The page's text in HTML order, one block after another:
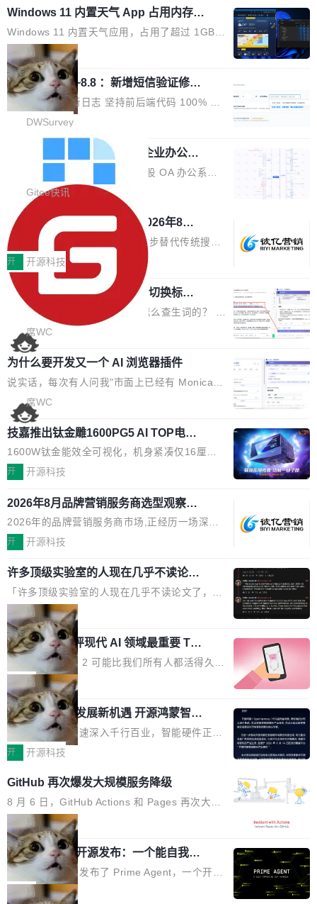
级 Java 网络应用框架，核心基于 JDK 原生 NI
O 构建 Reactor 多路复用模型，不依赖 Netty、
Tomcat 等任何第三方网络库。其 HTTP/2 协议
栈从 HPACK、Huffman 到 ALPN 均为自主实
现，在基准测试中与 Un...
业、学术、投资人士，集中展出近百项覆盖AI芯
片、算力、模型、应用全链条创新项目，聚焦AI
技术产业化落地与资本对接，呈现当前国内AI前
沿技术突破与商业化最新进展。 活动围绕AI学术
研究与产业落地融合展开多维度研讨。星连资本
创始合伙人张鸣晨表示，AI产业化是长期产融结
合过程，早期优质技术项目需持续资本与产业资
者、产业专家、投资人围绕AI前沿技术瓶颈、行
业固有认知重构等议题展开跨界对话，聚焦行业
真实痛点与突破方向...
Windows 11 内置天气 App 占用内存超
过 1GB
Windows 11 内置天气应用，占用了超过 1GB
内存。 Notebookcheck 的测试发现这个数字
时，反复确认了多次。不是 100MB，不是 500
MB，是 1 个 G。一个显示天气的应用。 Windo
ws 内置应用臃肿早就是老话题了，但一款天气
应用占用内存就超过 1G 还是过于离谱——问题
个嵌在 Edge WebView 里的网页。它不是一个
「应用」，它是一个运行在浏览器引擎里的网
页，外面套了一层 Windows 的壳。 WebView2
本身就是个内存大户。它加载了完整的 Edge 渲
染引擎，包括 JavaScript 引擎...
局
调问更新7.26~8.8 ：新增短信验证修
改，考试能力升级
DWSurvey 更新日志 坚持前后端代码 100% 开
源助力企业建设自主可控的问卷调研系统 官网地
址www.diaowen.net ➔ 源码下载Gitee 仓库 ➔
本次更新新增短信验证修改已答问卷功能，提升
答卷安全性；同时升级考试能力，完善填空题判
分、防切屏等功能体验，并优化多项产品细节，
提升整体使用体验。 新增功能 01. 新增验证手
机号后查看、修改已答问卷功能 02. 新增填空题
判分功能 03. 添加协作管理员支持树形结构选择
体验优化与修复 •页面与体验优化 优化工作台首
页 UI 展示效果，提升页面使用体验。 优化防切
屏提醒规则，调整为每次切屏均触发提示，提升
考试规范性。 优化登录状...
DWSurvey
勾股 OA v6.0.2 已经发布，企业办公系
勾股 OA v6.0.2 已经发布。 勾股 OA 办公系统
是一款简单实用的开源的企业办公系统。系统集
成了系统设置、附件管理、人事管理、行政管
理、消息管理、资产管理、企业公告、知识网
盘、审批流程设置、办公审批、工作计划、工作
汇报、工作日志、日常办公、财务管理、客户管
理、合同管理、项目管理、任务管理等功能模
块。系统简约，易于功能扩展，方便二次开发，
可以用来做日常 OA，CRM，ERP，业务管理等
系统。 勾股OA6.0.2版本主要是对勾股OA 6第
一个大版本发布的部分功能细节优化和bug问题
修复的版本，具体更新日志如下： 1、补全新版
本的各个审批类型的审批单导出 2、优化各个审
Gitee快讯
942亿赛道如何选对伙伴？2026年8月G
EO公司推荐
当DeepSeek、豆包等大模型逐步替代传统搜索
成为用户获取信息的主要入口,品牌竞争的逻辑变
了:不再是争抢关键词排名,而是想办法进入AI脱
口而出的那个答案。"GEO公司推荐"这个搜索词
背后,折射的是企业面对新兴服务赛道时的集体困
惑——该信谁、看什么、怎么选。 据易观分析
《中国GEO市场产业图谱》数据,2026年中国GE
O行业规模预计达942亿元,同比增长169.7%。G
artner同期预测,传统搜索引擎访问量年内将下滑
国消费者调研则指出,37%的用户在有明确购买需
求时倾向于先问AI。几组数据指向一致:GEO已
从营销"加分项"变成品牌在AI时...
开 开源科技
任意网页划词 AI 问答：不用切换标签页
的效率秘诀
看英文技术文档的时候，你是怎么查生词的？ 我
猜大多数人的流程是：选中单词 → Ctrl+C → 切
到翻译标签页 → Ctrl+V → 看翻译 → 切回原
文。遇到不懂的代码片段，再切到 ChatGPT 问
一下。来回切换几次，思路早断了。 今天介绍的
开源 Chrome 扩展 AI Helper，有一个划词浮动
工具栏功能，能让你在任意网页选中文本就直接
用 AI，完全不用切换标签页。 划词工具栏是什
么 安装 AI Helper 后，在任意网页选中文本，选
区旁边会自动浮现一个工具栏： 工具 功能 典型
场景 AI 搜索 联网搜索相关信息 看到陌生概念，
想快速了解背景 解释 让 AI 解释选中文本 读到
费解...
席WC
为什么要开发又一个 AI 浏览器插件
说实话，每次有人问我"市面上已经有 Monica、
Sider、Copilot for Chrome 这些 AI 浏览器插件
了，你为什么还要再做一个"，我都觉得这个问题
问得好。 因为我自己也是从用户变成开发者的。
现有产品的天花板 我用过不少 AI 浏览器插件。
刚开始觉得都挺好——选中一段文字，弹出解
要。但用久了你会发现，它们本质上都是同一类
东西：一个带网页上下文的聊天框。 它们能读取
页面的文本，然后把文本丢给大模型，再返回一
段回答。仅此而已。 这当然有用，但总觉得差点
意思。比如我在一个后台管理系统里，需要填50
个表单字段，每个字段还有联动逻辑；比如我
想...
席WC
技嘉推出钛金雕1600PG5 AI TOP电
源：为发烧级主机与本地AI算力打造旗
舰供电方案
1600W钛金能效全可视化，机身紧凑仅16厘米
继2026台北电脑展首度亮相后，技嘉科技近日正
电源专为发烧级DIY主机与本地AI算力平台打
造，整机长度仅16厘米，提供1600W额定功率
与80PLUS钛金能效；支持ATX 3.1与PCIe 5.1
实时LCD监控屏，可充分满足当下高阶PC主机
的严苛使用需求。 澎湃功率，紧凑机身 钛金雕1
600PG5 AI TOP具备强悍输出功率，同时实现
机身尺寸大幅精简。整机长度仅16厘米，属于同
功率段机身尺寸十分紧凑的1600W电源产品。小
巧机身有效提升市面主流标准A...
开 开源科技
2026年8月品牌营销服务商选型观察：
从流量思维到品牌资产思维的范式转移
2026年的品牌营销服务商市场,正经历一场深刻
的价值重构。全球全案品牌代理机构市场从2025
复合增长率达5.44%,预计2032年将突破120亿美
元。数字广告与公共关系相关服务市场更是从20
25年的8463亿美元扩张至2026年的8763亿美
元。数字的背后是一个清晰的事实——品牌对专
业化营销服务的需求从未如此迫切。 但市场扩容
的同时,服务商的竞争逻辑正在改变。2026年Top
Agency年度合辑的观察指出,“产品”这个离消费
者最近的载体,在整个品牌营销层面的权重显著变
高了。全域营销服务商的竞争正在从规模转向深
度,案例厚度、全域覆盖、多线协同...
开 开源科技
许多顶级实验室的人现在几乎不读论文
了
「许多顶级实验室的人现在几乎不读论文了，而
且他们认为 ICLR/ICML/NeurIPS 充斥着大量过
度宣传和欺诈。」 OpenAI 研究员 Keller Jorda
n 这条推文引发了广泛讨论。他不是在说风凉
话，他是说出了一个圈内人尽皆知但很少公开捅
破的事实。 Jordan 随后补充了一句软化声明：
「我不认为这些会议上大部分论文都在过度宣传
或造假。问题是，作为读者，如果你筛选出那些
看起来最令人兴奋的论文，那它们大部分都是过
度宣传的。」 这才是真正的痛点。不是所有论文
都有问题，是最吸引眼球的那批论文最有问题。
他引用的帖子来自 Mathew Shen，一位 ICLR 2
026 的读者：「看了篇 ...
局
xAI 前工程师评现代 AI 领域最重要 Top
3 开源项目
Flash Attention 2 可能比我们所有人都活得久。
这句话不是来自某个技术博客，而是出自 Hieu
Pham 的一条推文。Hieu Pham 是谁？他是 xAI
的早期工程师之一，在 Grok 训练基础设施团队
工作过。近日他在 X 上发了一条帖子，列出了他
认为现代 AI 领域最重要的三个开源项目。 第一
理由很具体。FA 系列不需要解释，但 FA2 是他
认为最重要的一个——复杂度恰到好处，刚好能
驱动你去学 CuTe，但还没被那些"邪恶的" Hopp
er++ 优化所淹没，足够容易修改和适配。 更关
键的是 FA2 的持久性...
局
共商智能硬件发展新机遇 开源鸿蒙智能
硬件开发者日杭州站即将举行
随着万物智联加速深入千行百业，智能硬件正从
单点设备迈向智能化、网联化、协同化发展。作
鸿蒙通过统一技术底座和分布式能力，为不同类
型智能设备的开发、连接与互联提供关键支撑，
也为产业链企业探索产品创新与商业增长打开新
的空间。 8月14日，开源鸿蒙智能硬件开发者日
（OHDD：OpenHarmony Hardware Develope
r Day）将在杭州启航。活动面向智能硬件产业
链企业和开发者，邀请行业专家与资深技术顾
开 开源科技
GitHub 再次爆发大规模服务降级
8 月 6 日，GitHub Actions 和 Pages 再次大规
模服务降级，Actions 完全不可用超过 5 小时，
webhook 停发，连自托管 runner 也因调度层故
障无法工作。Pages、Copilot code review、C
opilot coding agent 全部受影响。从检测到完全
恢复，大约 12 小时。 这是 2026 年 8 月的第六
局
Prime Agent 开源发布：一个能自我改
进的编程 Agent，ARC-AGI 3 超越人类
专家基线
Prime Intellect 发布了 Prime Agent，一个开源
的编程 Agent Harness，核心设计围绕两个抽
局